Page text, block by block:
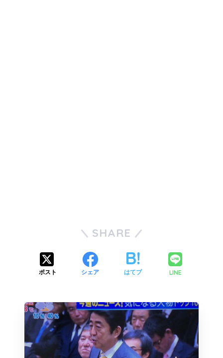
SHARE
ポスト シェア はてブ LINE